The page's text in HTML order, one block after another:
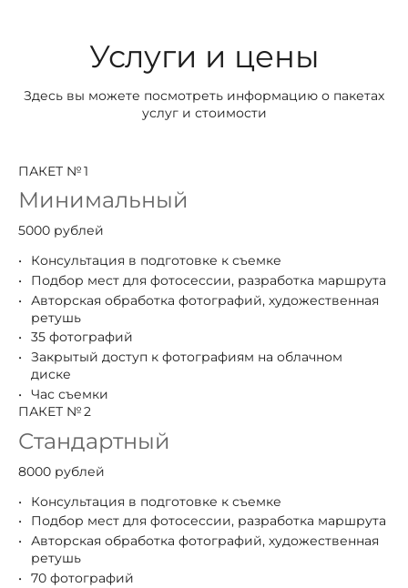
Услуги и цены
Здесь вы можете посмотреть информацию о пакетах
услуг и стоимости
ПАКЕТ № 1
Минимальный
5000 рублей
Консультация в подготовке к съемке
Подбор мест для фотосессии, разработка маршрута
Авторская обработка фотографий, художественная
ретушь
35 фотографий
Закрытый доступ к фотографиям на облачном
диске
Час съемки
ПАКЕТ № 2
Стандартный
8000 рублей
Консультация в подготовке к съемке
Подбор мест для фотосессии, разработка маршрута
Авторская обработка фотографий, художественная
ретушь
70 фотографий